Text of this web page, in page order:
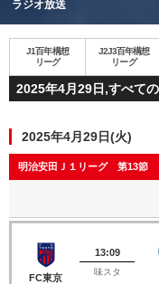
ラジオ放送
J1百年構想
リーグ
J2J3百年構想
リーグ
2025年4月29日,すべて
2025年4月29日(火)
明治安田Ｊ１リーグ 第13節
FC東京
13:09
味スタ